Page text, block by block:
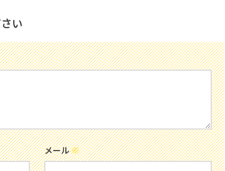
い
メール※